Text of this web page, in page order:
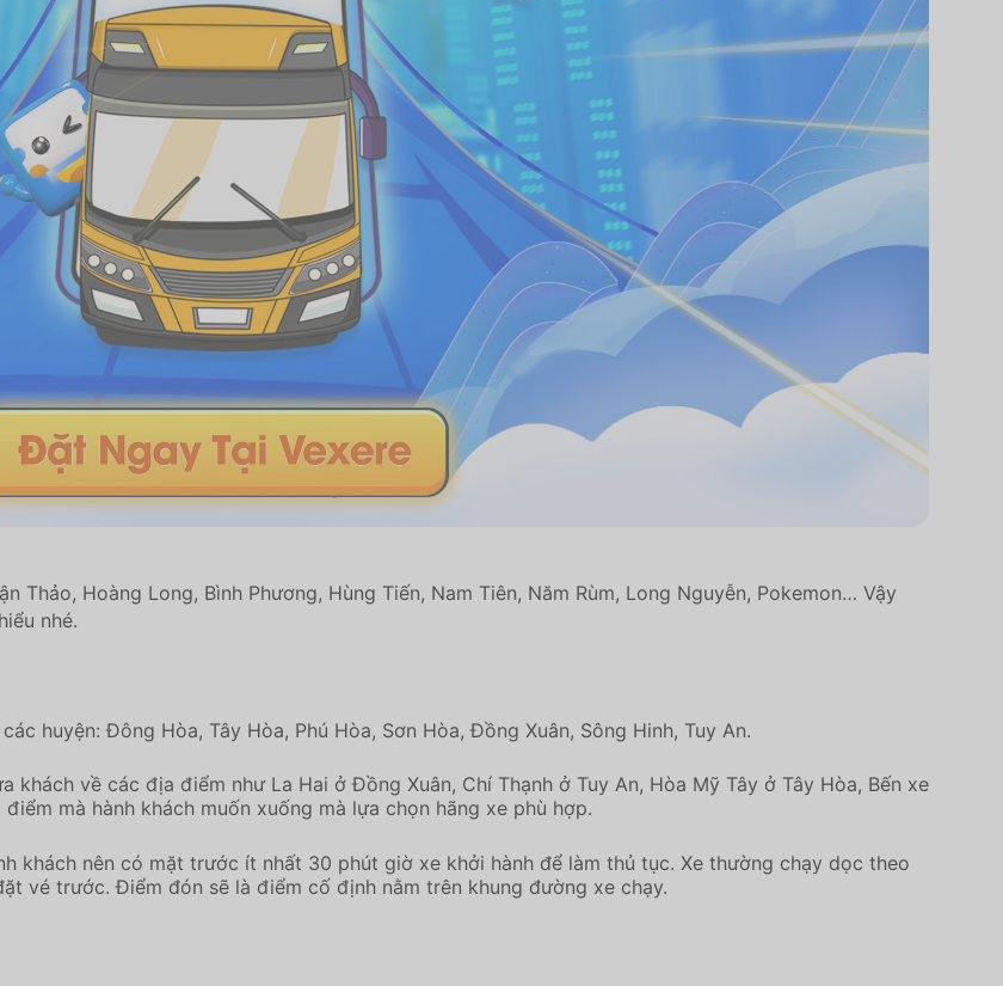
Thảo, Hoàng Long, Bình Phương, Hùng Tiến, Nam Tiên, Năm Rùm, Long Nguyễn, Pokemon… Vậy
nhé.
huyện: Đông Hòa, Tây Hòa, Phú Hòa, Sơn Hòa, Đồng Xuân, Sông Hinh, Tuy An.
khách về các địa điểm như La Hai ở Đồng Xuân, Chí Thạnh ở Tuy An, Hòa Mỹ Tây ở Tây Hòa, Bến xe
mà hành khách muốn xuống mà lựa chọn hãng xe phù hợp.
khách nên có mặt trước ít nhất 30 phút giờ xe khởi hành để làm thủ tục. Xe thường chạy dọc theo
vé trước. Điểm đón sẽ là điểm cố định nằm trên khung đường xe chạy.